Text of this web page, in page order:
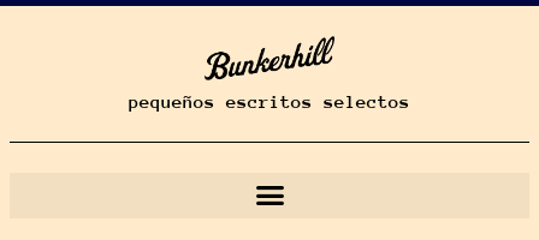
pequeños escritos selectos